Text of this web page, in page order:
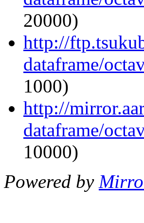
20000)
http://
dataframe/
1000)
http://
dataframe/
10000)
Powered by